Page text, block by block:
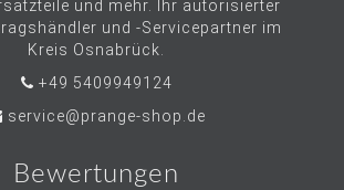
und mehr. Ihr autorisierter
und -Servicepartner im
Kreis Osnabrück.
+49 5409949124
service@prange-shop.de
Bewertungen